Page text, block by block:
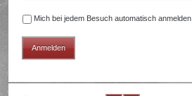
Mich bei jedem Besuch automatisch anmelden